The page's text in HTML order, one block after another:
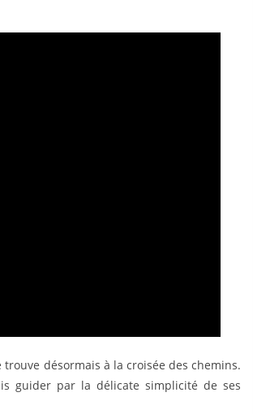
trouve désormais à la croisée des chemins.
guider par la délicate simplicité de ses